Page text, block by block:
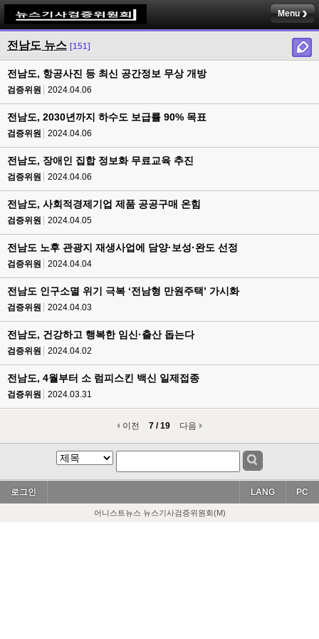
Menu
전남도 뉴스 [151]
전남도, 항공사진 등 최신 공간정보 무상 개방
검증위원 2024.04.06
전남도, 2030년까지 하수도 보급률 90% 목표
검증위원 2024.04.06
전남도, 장애인 집합 정보화 무료교육 추진
검증위원 2024.04.06
전남도, 사회적경제기업 제품 공공구매 온힘
검증위원 2024.04.05
전남도 노후 관광지 재생사업에 담양·보성·완도 선정
검증위원 2024.04.04
전남도 인구소멸 위기 극복 ‘전남형 만원주택’ 가시화
검증위원 2024.04.03
전남도, 건강하고 행복한 임신·출산 돕는다
검증위원 2024.04.02
전남도, 4월부터 소 럼피스킨 백신 일제접종
검증위원 2024.03.31
이전 7 / 19 다음
로그인 PC
LANG
어니스트뉴스 뉴스기사검증위원회(M)